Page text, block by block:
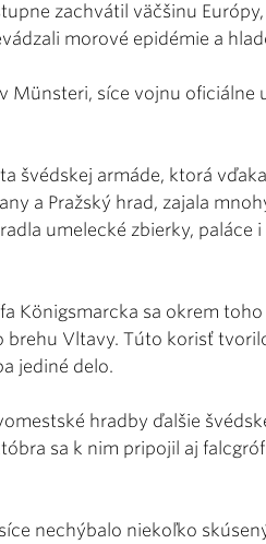
zachvátil väčšinu
morové epidémie a
Münsteri, síce vojnu oficiálne
švédskej armáde, ktorá
a Pražský hrad, zajala
umelecké zbierky, paláce
Königsmarcka sa okrem
Vltavy. Túto korisť
jediné delo.
hradby ďalšie
sa k nim pripojil aj
nechýbalo niekoľko